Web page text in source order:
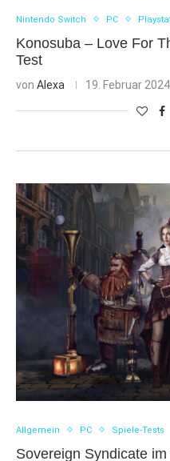
Nintendo Switch PC
Konosuba – Love For
Test
von Alexa 19. Februar 2024
Allgemein PC Spiele-Tests
Sovereign Syndicate